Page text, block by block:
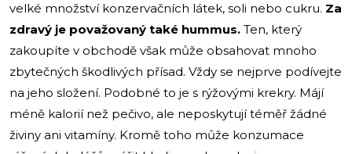
velké množství konzervačních látek, soli nebo cukru. Za
zdravý je považovaný také hummus. Ten, který
zakoupíte v obchodě však může obsahovat mnoho
zbytečných škodlivých přísad. Vždy se nejprve podívejte
na jeho složení. Podobné to je s rýžovými krekry. Májí
méně kalorií než pečivo, ale neposkytují téměř žádné
živiny ani vitamíny. Kromě toho může konzumace